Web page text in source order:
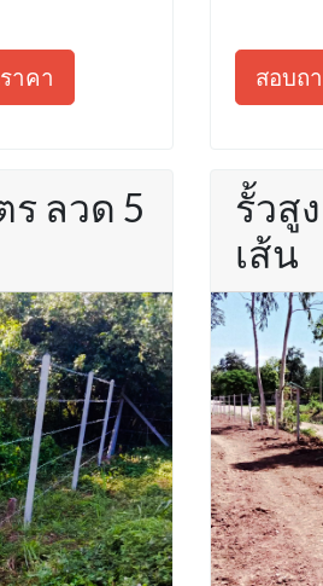
าคา สอบถ
ร ลวด 5
รั้วสู
เส้น